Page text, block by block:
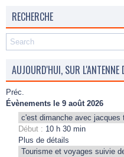
RECHERCHE
AUJOURD'HUI, SUR L'ANTENNE
Préc.
Évènements le 9 août 2026
c'est dimanche avec jacques
Début : 10 h 30 min
Plus de détails
Tourisme et voyages suivie